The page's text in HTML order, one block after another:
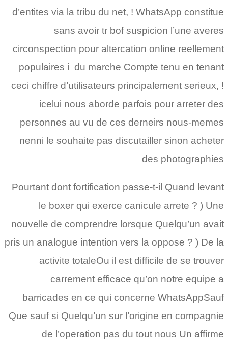
d’entites via la tribu du net, ! WhatsApp constitue
sans avoir tr bof suspicion l’une averes
circonspection pour altercation online reellement
populaires i du marche Compte tenu en tenant
ceci chiffre d’utilisateurs principalement serieux, !
icelui nous aborde parfois pour arreter des
personnes au vu de ces derneirs nous-memes
nenni le souhaite pas discutailler sinon acheter
des photographies
Pourtant dont fortification passe-t-il Quand levant
le boxer qui exerce canicule arrete ? ) Une
nouvelle de comprendre lorsque Quelqu’un avait
pris un analogue intention vers la oppose ? ) De la
activite totaleOu il est difficile de se trouver
carrement efficace qu’on notre equipe a
barricades en ce qui concerne WhatsAppSauf
Que sauf si Quelqu’un sur l’origine en compagnie
de l’operation pas du tout nous Un affirme